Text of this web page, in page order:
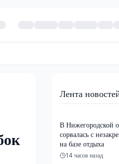
Лента
В Нижегородской
сорвалась с
на базе отдыха
14 часов назад